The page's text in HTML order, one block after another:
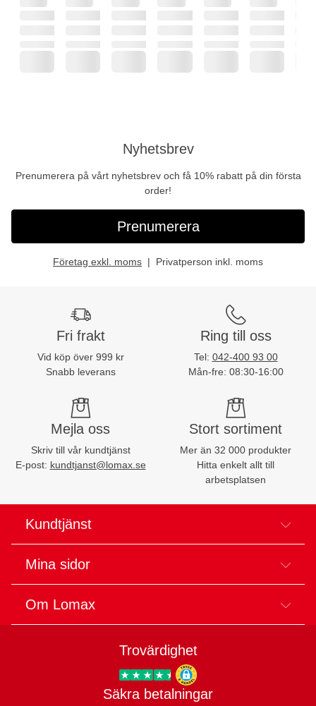
Nyhetsbrev
Prenumerera på vårt nyhetsbrev och få 10% rabatt på din första
order!
Prenumerera
Företag exkl. moms Privatperson inkl. moms
Fri frakt
Vid köp över 999 kr
Snabb leverans
Ring till oss
Tel: 042-400 93 00
Mån-fre: 08:30-16:00
Mejla oss
Skriv till vår kundtjänst
E-post: kundtjanst@lomax.se
Stort sortiment
Mer än 32 000 produkter
Hitta enkelt allt till
arbetsplatsen
Kundtjänst
Mina sidor
Om Lomax
Trovärdighet
Trygg E-handel
Säkra betalningar